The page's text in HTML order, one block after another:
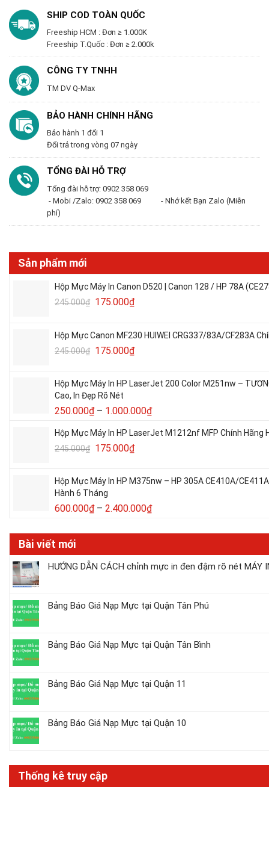
SHIP COD TOÀN QUỐC
Freeship HCM : Đơn ≥ 1.000K
Freeship T.Quốc : Đơn ≥ 2.000k
CÔNG TY TNHH
TM DV Q-Max
BẢO HÀNH CHÍNH HÃNG
Bảo hành 1 đổi 1
Đổi trả trong vòng 07 ngày
TỔNG ĐÀI HỖ TRỢ
Tổng đài hỗ trợ: 0902 358 069
- Mobi /Zalo: 0902 358 069 - Nhớ kết Bạn Zalo (Miễn
phí)
Sản phẩm mới
Hộp Mực Máy In Canon D520 | Canon 128 / HP 78A
245.000₫ 175.000₫
Hộp Mực Canon MF230 HUIWEI CRG337/83A/CF283A
245.000₫ 175.000₫
Hộp Mực Máy In HP LaserJet 200 Color M251nw –
Cao, In Đẹp Rõ Nét
250.000₫ – 1.000.000₫
Hộp Mực Máy In HP LaserJet M1212nf MFP Chính
245.000₫ 175.000₫
Hộp Mực Máy In HP M375nw – HP 305A CE410A/
Hành 6 Tháng
600.000₫ – 2.400.000₫
Bài viết mới
HƯỚNG DẪN CÁCH chỉnh mực in đen đậm rõ nét MÁY
Bảng Báo Giá Nạp Mực tại Quận Tân Phú
Bảng Báo Giá Nạp Mực tại Quận Tân Bình
Bảng Báo Giá Nạp Mực tại Quận 11
Bảng Báo Giá Nạp Mực tại Quận 10
Thống kê truy cập